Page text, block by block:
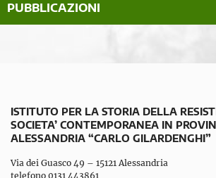
PUBBLICAZIONI
ISTITUTO PER LA STORIA DELLA
SOCIETA’ CONTEMPORANEA IN
ALESSANDRIA “CARLO GILARDENGHI”
Via dei Guasco 49 – 15121 Alessandria
telefono 0131 443861